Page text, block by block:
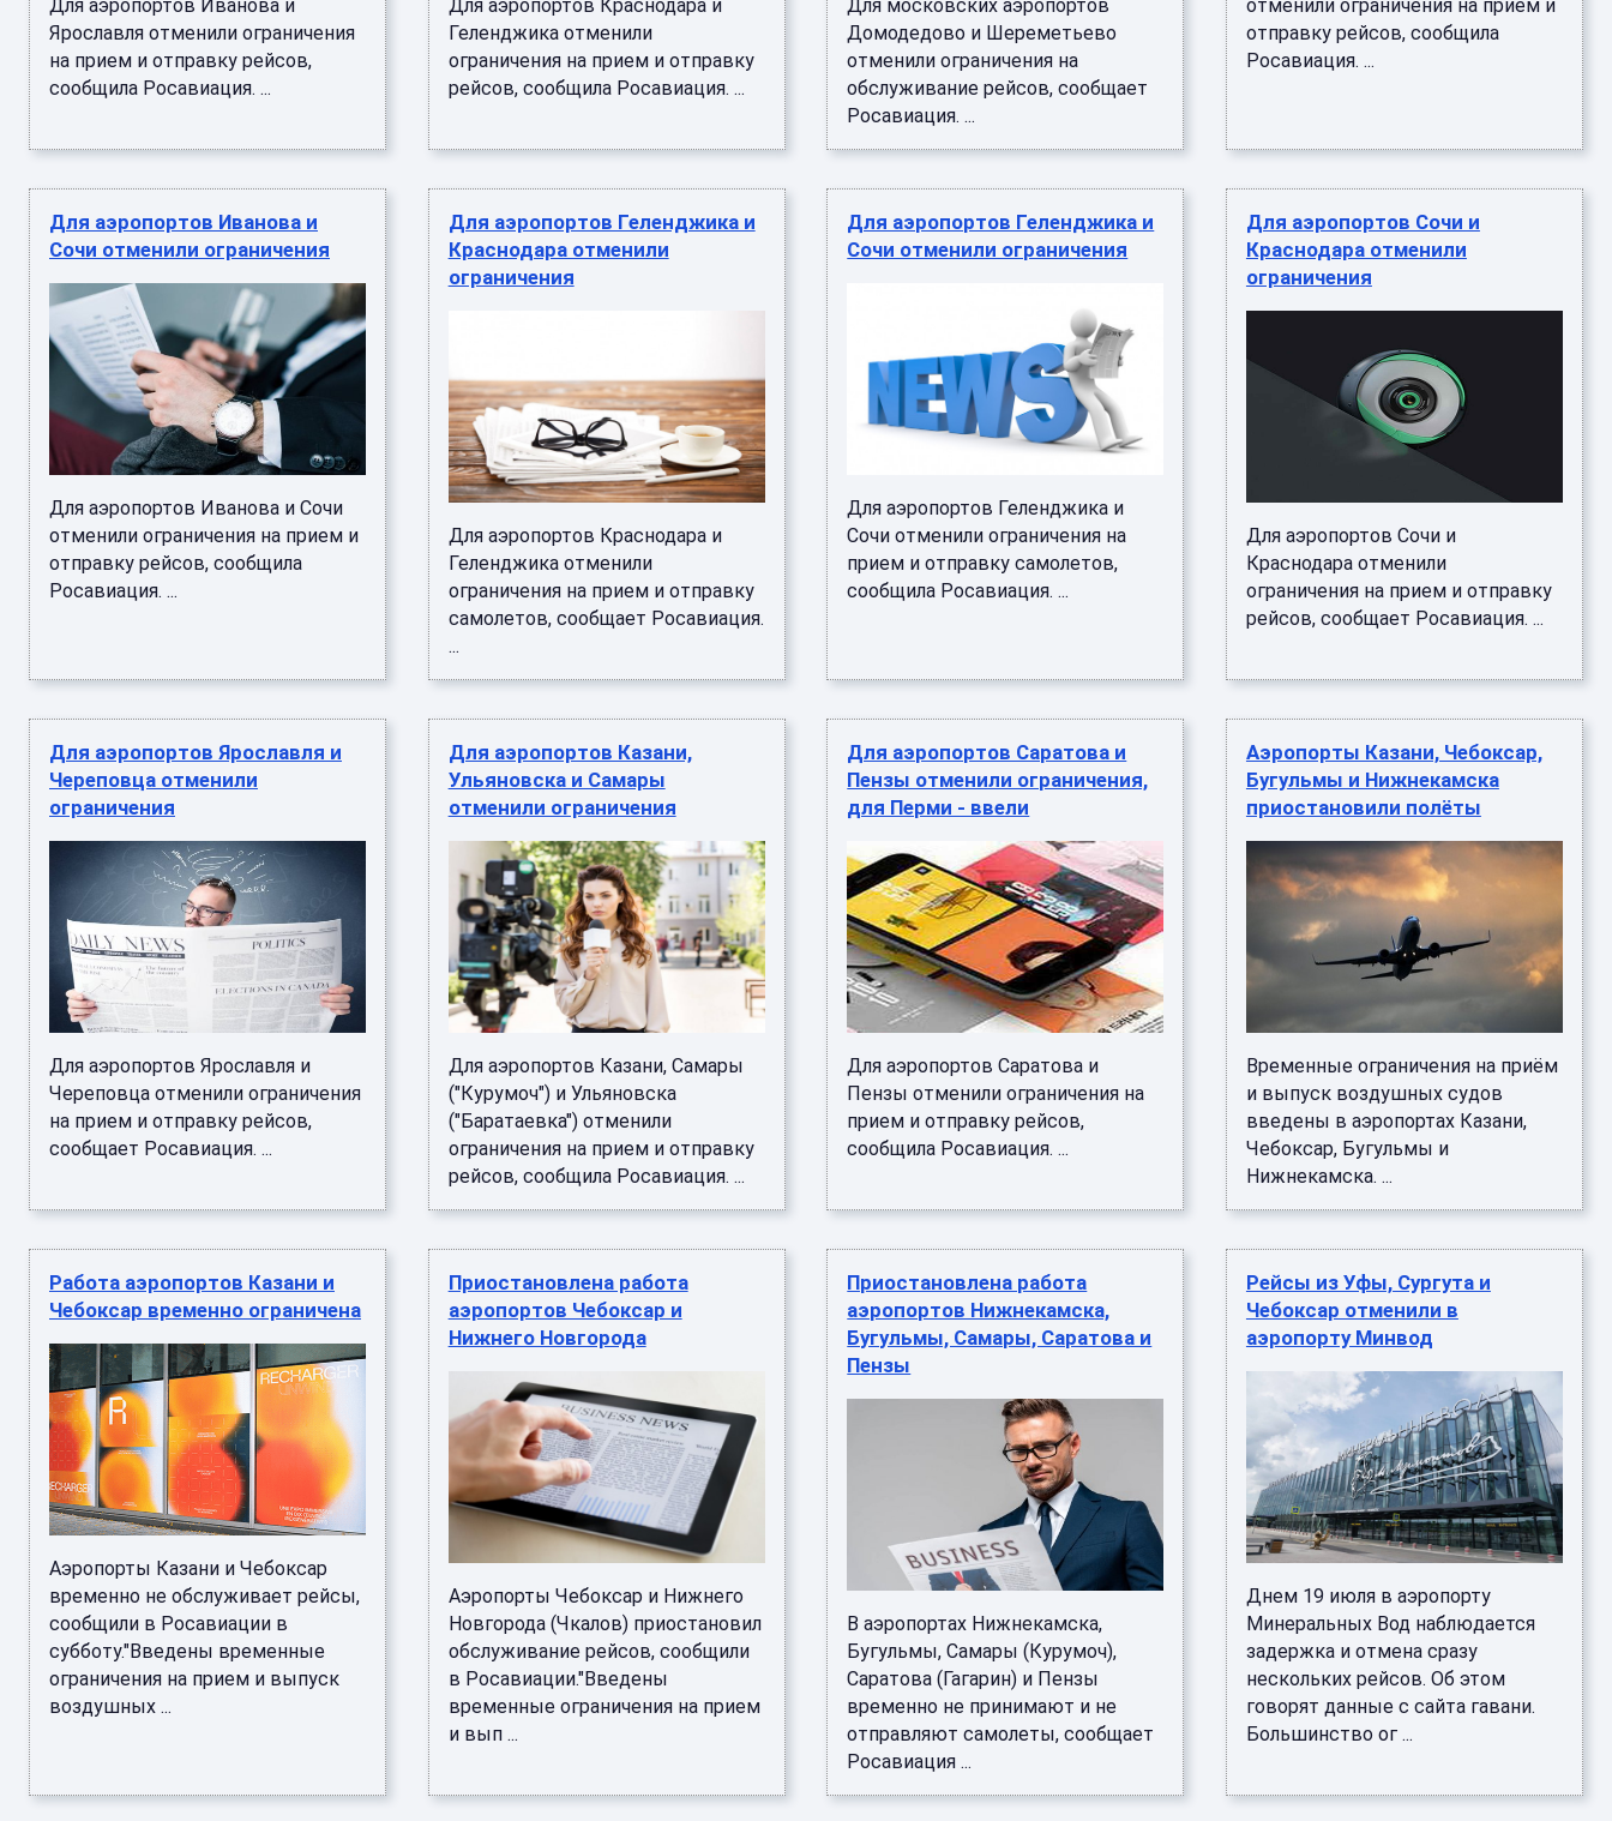
Для аэропортов Иванова и
Ярославля отменили ограничения
на прием и отправку рейсов,
сообщила Росавиация. ...
Для аэропортов Краснодара и
Геленджика отменили
ограничения на прием и отправку
рейсов, сообщила Росавиация. ...
Для московских аэропортов
Домодедово и Шереметьево
отменили ограничения на
обслуживание рейсов, сообщает
Росавиация. ...
отменили ограничения на прием и
отправку рейсов, сообщила
Росавиация. ...
Для аэропортов Иванова и
Сочи отменили ограничения
Для аэропортов Иванова и Сочи
отменили ограничения на прием и
отправку рейсов, сообщила
Росавиация. ...
Для аэропортов Геленджика и
Краснодара отменили
ограничения
Для аэропортов Краснодара и
Геленджика отменили
ограничения на прием и отправку
самолетов, сообщает Росавиация.
...
Для аэропортов Геленджика и
Сочи отменили ограничения
Для аэропортов Геленджика и
Сочи отменили ограничения на
прием и отправку самолетов,
сообщила Росавиация. ...
Для аэропортов Сочи и
Краснодара отменили
ограничения
Для аэропортов Сочи и
Краснодара отменили
ограничения на прием и отправку
рейсов, сообщает Росавиация. ...
Для аэропортов Ярославля и
Череповца отменили
ограничения
Для аэропортов Ярославля и
Череповца отменили ограничения
на прием и отправку рейсов,
сообщает Росавиация. ...
Для аэропортов Казани,
Ульяновска и Самары
отменили ограничения
Для аэропортов Казани, Самары
("Курумоч") и Ульяновска
("Баратаевка") отменили
ограничения на прием и отправку
рейсов, сообщила Росавиация. ...
Для аэропортов Саратова и
Пензы отменили ограничения,
для Перми - ввели
Для аэропортов Саратова и
Пензы отменили ограничения на
прием и отправку рейсов,
сообщила Росавиация. ...
Аэропорты Казани, Чебоксар,
Бугульмы и Нижнекамска
приостановили полёты
Временные ограничения на приём
и выпуск воздушных судов
введены в аэропортах Казани,
Чебоксар, Бугульмы и
Нижнекамска. ...
Работа аэропортов Казани и
Чебоксар временно ограничена
Аэропорты Казани и Чебоксар
временно не обслуживает рейсы,
сообщили в Росавиации в
субботу."Введены временные
ограничения на прием и выпуск
воздушных ...
Приостановлена работа
аэропортов Чебоксар и
Нижнего Новгорода
Аэропорты Чебоксар и Нижнего
Новгорода (Чкалов) приостановил
обслуживание рейсов, сообщили
в Росавиации."Введены
временные ограничения на прием
и вып ...
Приостановлена работа
аэропортов Нижнекамска,
Бугульмы, Самары, Саратова и
Пензы
В аэропортах Нижнекамска,
Бугульмы, Самары (Курумоч),
Саратова (Гагарин) и Пензы
временно не принимают и не
отправляют самолеты, сообщает
Росавиация ...
Рейсы из Уфы, Сургута и
Чебоксар отменили в
аэропорту Минвод
Днем 19 июля в аэропорту
Минеральных Вод наблюдается
задержка и отмена сразу
нескольких рейсов. Об этом
говорят данные с сайта гавани.
Большинство ог ...